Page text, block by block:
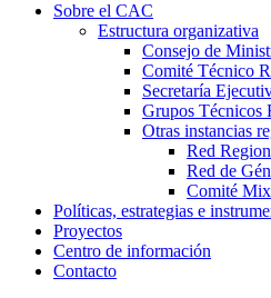
Sobre el CAC
Estructura organizativa
Consejo de
Comité Técnico
Secretaría
Grupos Técnicos
Otras instancias
Red
Red de
Comité
Políticas, estrategias e
Proyectos
Centro de información
Contacto